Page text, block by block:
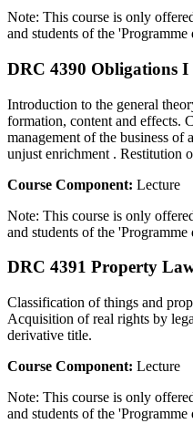
Note: This course is only
and students of the 'Programme
DRC 4390 Obligations I
Introduction to the general
formation, content and effects.
management of the business of
unjust enrichment . Restitution
Course Component: Lecture
Note: This course is only
and students of the 'Programme
DRC 4391 Property
Classification of things and
Acquisition of real rights by
derivative title.
Course Component: Lecture
Note: This course is only
and students of the 'Programme